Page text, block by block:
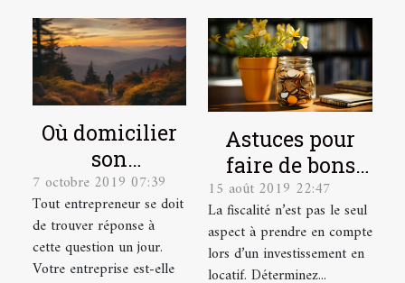
Où domicilier
son
entreprise ?
7 octobre 2019 07:39
Tout entrepreneur se doit
de trouver réponse à
cette question un jour.
Votre entreprise est-elle
Astuces pour
faire de bons
investissements
dans le locatif
15 août 2019 22:47
La fiscalité n’est pas le seul
aspect à prendre en compte
lors d’un investissement en
locatif. Déterminez...